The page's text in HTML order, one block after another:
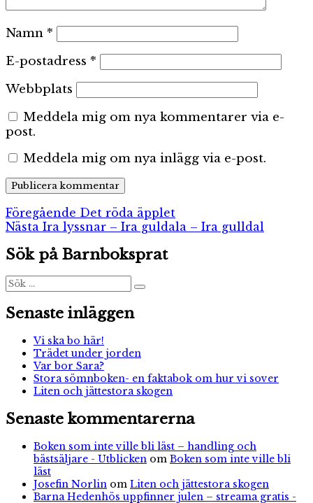
Namn *
E-postadress *
Webbplats
Meddela mig om nya kommentarer via e-
post.
Meddela mig om nya inlägg via e-post.
Inläggsnavigering
Föregående Föregående
inlägg:
Det röda äpplet
Nästa Nästa
Ira lyssnar – Ira guldala – Ira gulldal
Sök på Barnboksprat
Sök
efter:
Sök
Senaste inläggen
Vi ska bo här!
Trädet under jorden
Var bor Sara?
Stora sömnboken- en faktabok om hur vi sover
Liten och jättestora skogen
Senaste kommentarerna
Boken som inte ville bli läst – handling och
bästsäljare - Utblicken om Boken som inte ville bli
läst
Josefin Norlin om Liten och jättestora skogen
Barna Hedenhös uppfinner julen – streama gratis -